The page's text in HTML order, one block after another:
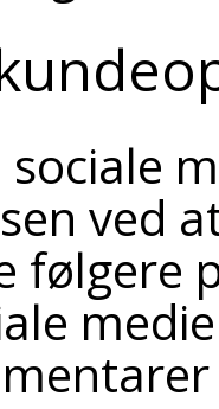
sociale
ved
følgere